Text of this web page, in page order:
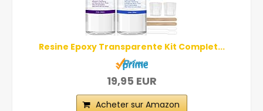
Resine Epoxy Transparente Kit Complet...
19,95 EUR
Acheter sur Amazon